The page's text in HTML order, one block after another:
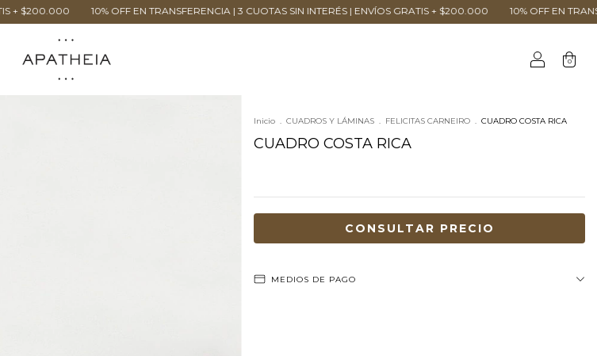
10% OFF EN TRANSFERENCIA | 3 CUOTAS SIN INTERÉS | ENVÍOS GRATIS + $200.000 10% OFF EN TRANSFERENCIA | 3
0
Inicio . CUADROS Y LÁMINAS . FELICITAS CARNEIRO . CUADRO COSTA RICA
CUADRO COSTA RICA
MEDIOS DE PAGO